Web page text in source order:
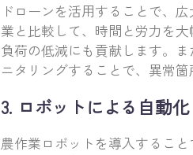
ドローンを活用することで、
業と比較して、時間と労力を
負荷の低減にも貢献します。
ニタリングすることで、異常
3. ロボットによる自動化
農作業ロボットを導入するこ